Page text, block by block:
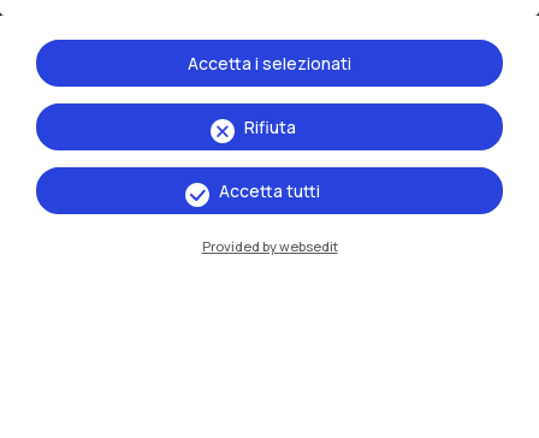
IT
Sedi
Rifiuta
Accetta i selezionati
Accetta tutti
Provided by websedit